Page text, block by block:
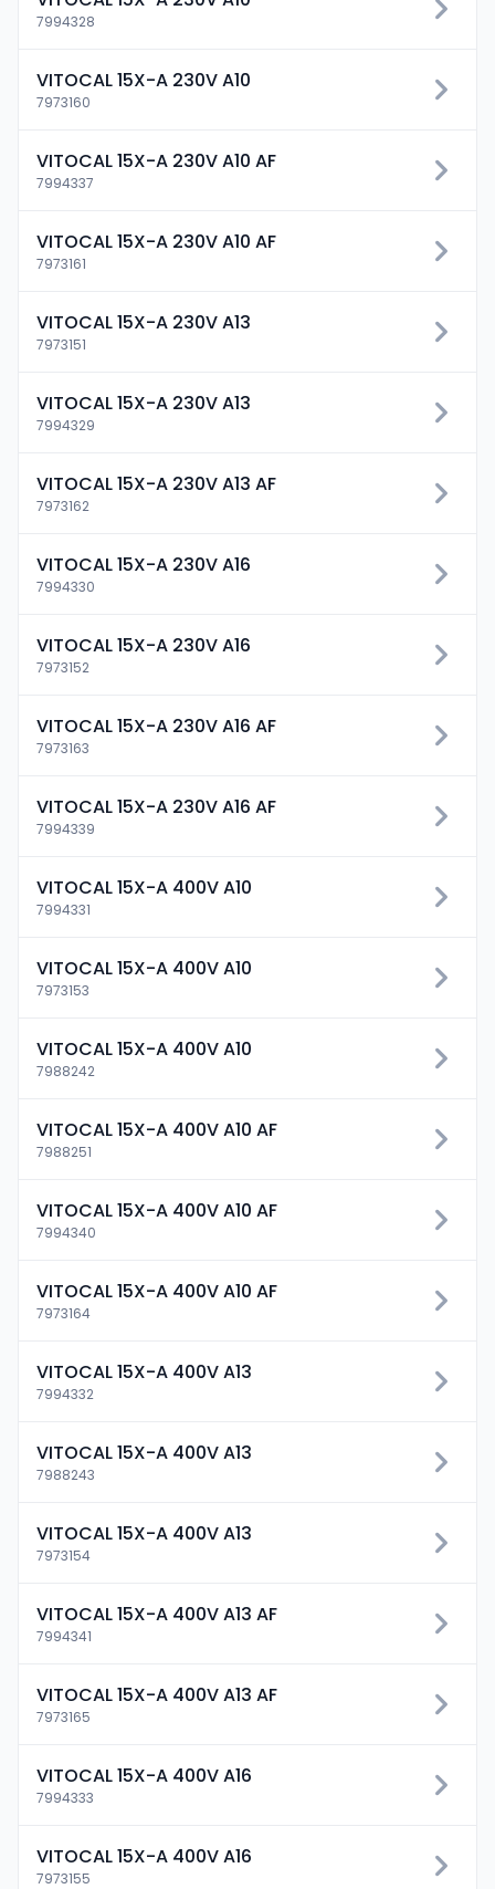
7994328
VITOCAL 15X-A 230V A10
7973160
VITOCAL 15X-A 230V A10 AF
7994337
VITOCAL 15X-A 230V A10 AF
7973161
VITOCAL 15X-A 230V A13
7973151
VITOCAL 15X-A 230V A13
7994329
VITOCAL 15X-A 230V A13 AF
7973162
VITOCAL 15X-A 230V A16
7994330
VITOCAL 15X-A 230V A16
7973152
VITOCAL 15X-A 230V A16 AF
7973163
VITOCAL 15X-A 230V A16 AF
7994339
VITOCAL 15X-A 400V A10
7994331
VITOCAL 15X-A 400V A10
7973153
VITOCAL 15X-A 400V A10
7988242
VITOCAL 15X-A 400V A10 AF
7988251
VITOCAL 15X-A 400V A10 AF
7994340
VITOCAL 15X-A 400V A10 AF
7973164
VITOCAL 15X-A 400V A13
7994332
VITOCAL 15X-A 400V A13
7988243
VITOCAL 15X-A 400V A13
7973154
VITOCAL 15X-A 400V A13 AF
7994341
VITOCAL 15X-A 400V A13 AF
7973165
VITOCAL 15X-A 400V A16
7994333
VITOCAL 15X-A 400V A16
7973155